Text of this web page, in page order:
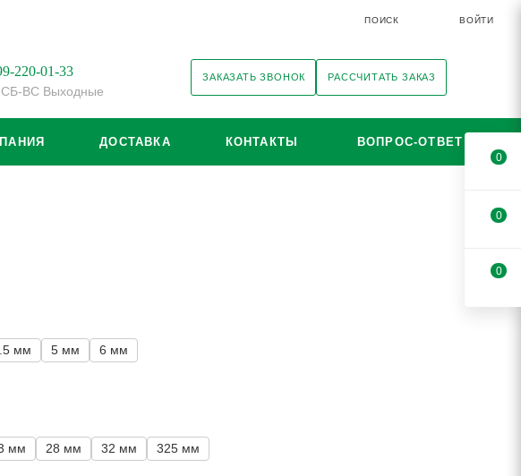
ПОИСК ВОЙТИ
220-01-33
СБ-ВС Выходные
ЗАКАЗАТЬ ЗВОНОК РАССЧИТАТЬ ЗАКАЗ
ДОСТАВКА КОНТАКТЫ ВОПРОС-ОТВЕТ
мм 5 мм
6 мм
мм 28 мм 32 мм
325 мм
0
0
0